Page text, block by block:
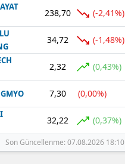
238,70 (-2,41%)
34,72 (-1,48%)
2,32 (0,43%)
7,30 (0,00%)
32,22 (0,37%)
Son Güncellenme: 07.08.2026 18:10